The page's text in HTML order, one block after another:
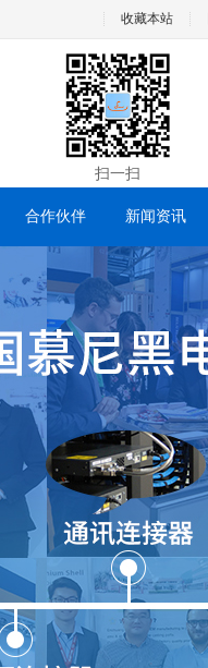
收藏本站
扫一扫
合作伙伴 新闻资讯